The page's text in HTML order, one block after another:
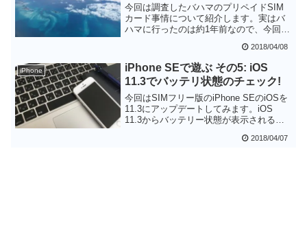
今回は調査したバハマのプリペイドSIM
カード事情について紹介します。実はバ
ハマに行ったのは約1年前なので、今回新
通信をする際の最大の障害は周波数(バン
ド)です。3Gがバンド5、LTEがバンド17
となっており日本で入手できるスマホで
は対応しているかなり限られると思いま
す。
2018/04/08
iPhone
iPhone SEで遊ぶ その5: iOS
11.3でバッテリ状態のチェック!
今回はSIMフリー版のiPhone SEのiOSを
11.3にアップデートしてみます。iOS
11.3からバッテリー状態が表示されるよ
を把握できるようになりました。バッテ
2018/04/07